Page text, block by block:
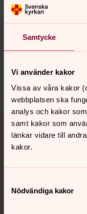
Samtycke
Vi använder kakor
Vissa av våra kakor
webbplatsen ska
analys och kakor
samt kakor som
länkar vidare till
kakor.
Nödvändiga kakor
Synpunkter
innehåll?
Dela
Tillbaka till toppen
Tillbaka till innehållet
Kontakt